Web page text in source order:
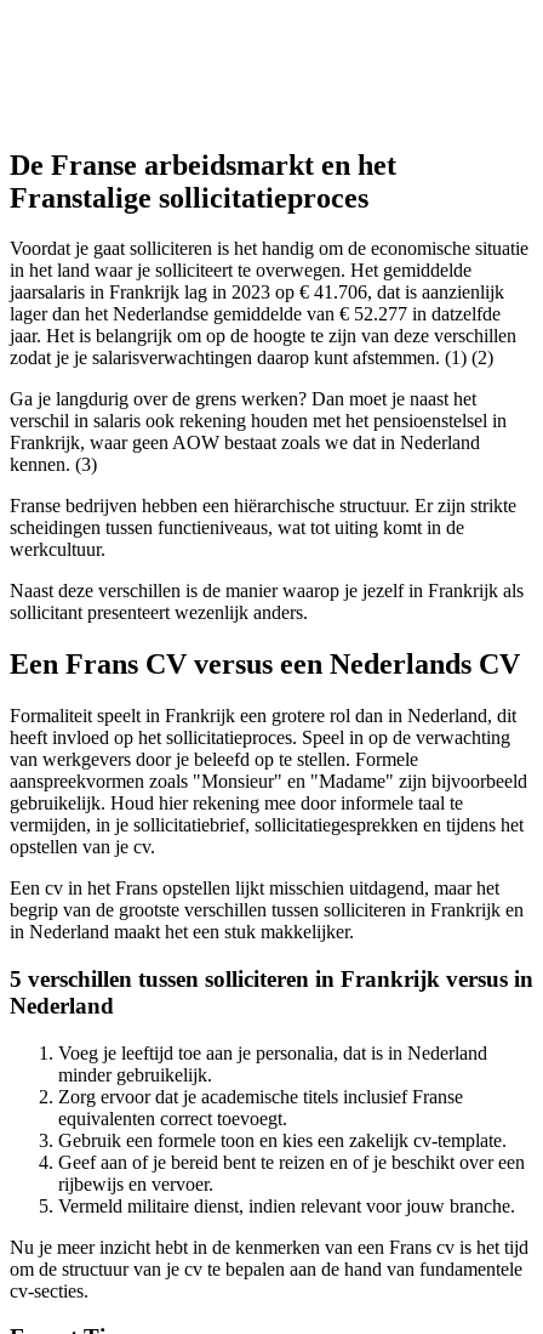
De Franse arbeidsmarkt en het
Franstalige sollicitatieproces
Voordat je gaat solliciteren is het handig om de economische situatie
in het land waar je solliciteert te overwegen. Het gemiddelde
jaarsalaris in Frankrijk lag in 2023 op € 41.706, dat is aanzienlijk
lager dan het Nederlandse gemiddelde van € 52.277 in datzelfde
jaar. Het is belangrijk om op de hoogte te zijn van deze verschillen
zodat je je salarisverwachtingen daarop kunt afstemmen. (1) (2)
Ga je langdurig over de grens werken? Dan moet je naast het
verschil in salaris ook rekening houden met het pensioenstelsel in
Frankrijk, waar geen AOW bestaat zoals we dat in Nederland
kennen. (3)
Franse bedrijven hebben een hiërarchische structuur. Er zijn strikte
scheidingen tussen functieniveaus, wat tot uiting komt in de
werkcultuur.
Naast deze verschillen is de manier waarop je jezelf in Frankrijk als
sollicitant presenteert wezenlijk anders.
Een Frans CV versus een Nederlands CV
Formaliteit speelt in Frankrijk een grotere rol dan in Nederland, dit
heeft invloed op het sollicitatieproces. Speel in op de verwachting
van werkgevers door je beleefd op te stellen. Formele
aanspreekvormen zoals "Monsieur" en "Madame" zijn bijvoorbeeld
gebruikelijk. Houd hier rekening mee door informele taal te
vermijden, in je sollicitatiebrief, sollicitatiegesprekken en tijdens het
opstellen van je cv.
Een cv in het Frans opstellen lijkt misschien uitdagend, maar het
begrip van de grootste verschillen tussen solliciteren in Frankrijk en
in Nederland maakt het een stuk makkelijker.
5 verschillen tussen solliciteren in Frankrijk versus in
Nederland
Voeg je leeftijd toe aan je personalia, dat is in Nederland
minder gebruikelijk.
Zorg ervoor dat je academische titels inclusief Franse
equivalenten correct toevoegt.
Gebruik een formele toon en kies een zakelijk cv-template.
Geef aan of je bereid bent te reizen en of je beschikt over een
rijbewijs en vervoer.
Vermeld militaire dienst, indien relevant voor jouw branche.
Nu je meer inzicht hebt in de kenmerken van een Frans cv is het tijd
om de structuur van je cv te bepalen aan de hand van fundamentele
cv-secties.